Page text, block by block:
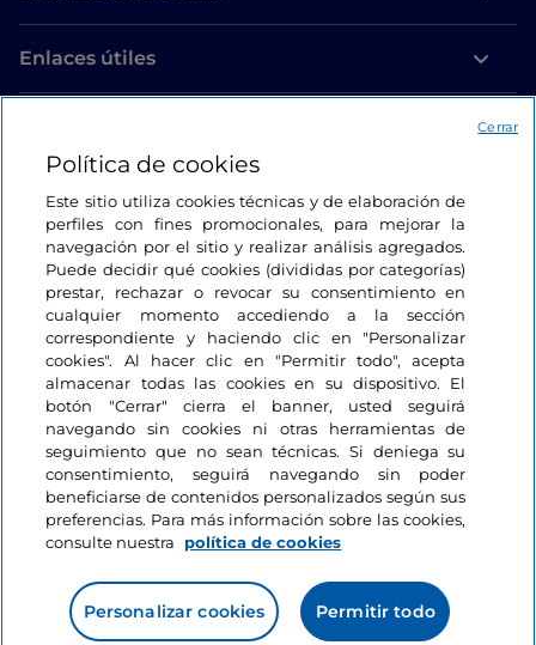
Enlaces útiles
Estamos en contacto
Política de cookies
Este sitio utiliza cookies técnicas y de elaboración de
perfiles con fines promocionales, para mejorar la
navegación por el sitio y realizar análisis agregados.
Puede decidir qué cookies (divididas por categorías)
prestar, rechazar o revocar su consentimiento en
cualquier momento accediendo a la sección
correspondiente y haciendo clic en "Personalizar
cookies". Al hacer clic en "Permitir todo", acepta
almacenar todas las cookies en su dispositivo. El
botón "Cerrar" cierra el banner, usted seguirá
navegando sin cookies ni otras herramientas de
seguimiento que no sean técnicas. Si deniega su
consentimiento, seguirá navegando sin poder
beneficiarse de contenidos personalizados según sus
preferencias. Para más información sobre las cookies,
consulte nuestra
política de cookies
Personalizar cookies Permitir todo
Cerrar